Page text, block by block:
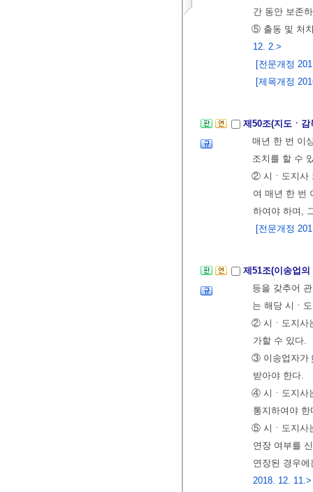
간 동안 보존
⑤ 출동 및 처
12. 2.>
[전문개정
[제목개정
제50조(지도ㆍ
매년 한 번 이
조치를 할 수
② 시ㆍ도지사
여 매년 한 번
하여야 하며,
[전문개정
제51조(이송업
등을 갖추어
는 해당 시ㆍ
② 시ㆍ도지사
가할 수 있다.
③ 이송업자가
받아야 한다.
④ 시ㆍ도지사
통지하여야
⑤ 시ㆍ도지사
연장 여부를
연장된 경우
2018. 12. 11.>